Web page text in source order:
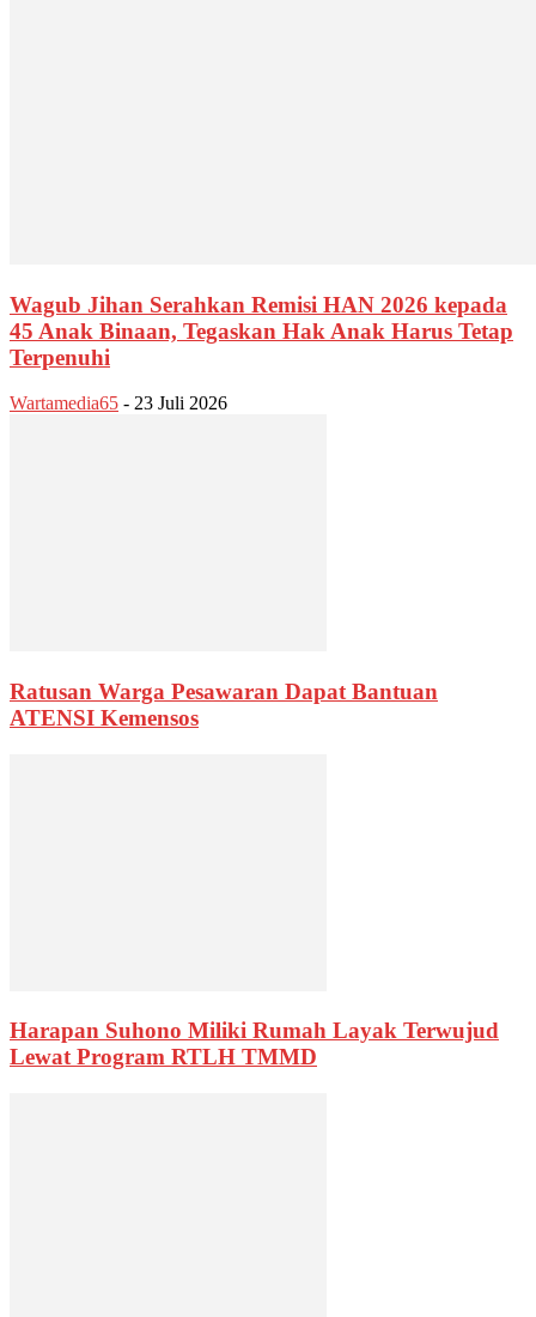
Wagub Jihan Serahkan Remisi HAN 2026 kepada
45 Anak Binaan, Tegaskan Hak Anak Harus Tetap
Terpenuhi
Wartamedia65 - 23 Juli 2026
Ratusan Warga Pesawaran Dapat Bantuan
ATENSI Kemensos
Harapan Suhono Miliki Rumah Layak Terwujud
Lewat Program RTLH TMMD